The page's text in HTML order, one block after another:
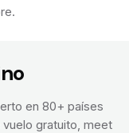
en 80+ países
gratuito, meet